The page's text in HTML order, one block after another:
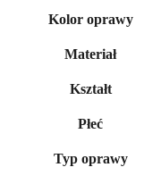
Kolor oprawy
Materiał
Kształt
Płeć
Typ oprawy